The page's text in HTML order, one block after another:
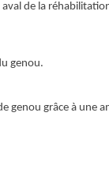
de la
genou.
genou grâce à une